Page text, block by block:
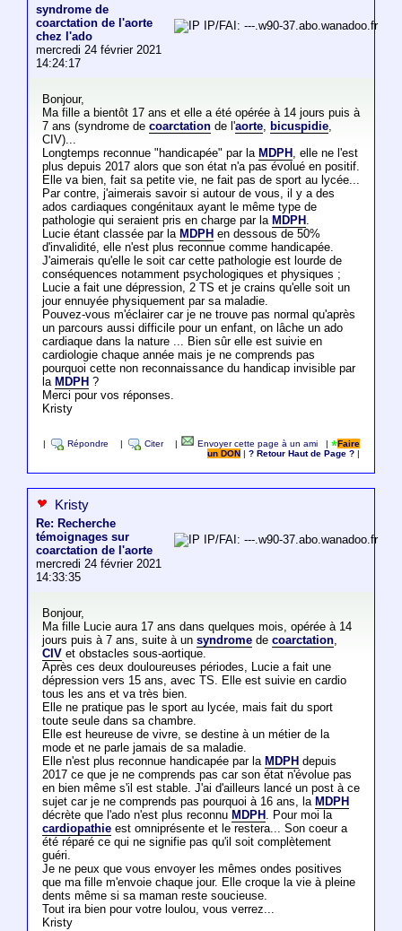
syndrome de
coarctation de l'aorte
chez l'ado
mercredi 24 février 2021
14:24:17
IP/FAI: ---.w90-37.abo.wanadoo.fr
Bonjour,
Ma fille a bientôt 17 ans et elle a été opérée à 14 jours puis à
7 ans (syndrome de coarctationde l'aorte, bicuspidie,
CIV)...
Longtemps reconnue "handicapée" par la MDPH , elle ne l'est
plus depuis 2017 alors que son état n'a pas évolué en positif.
Elle va bien, fait sa petite vie, ne fait pas de sport au lycée...
Par contre, j'aimerais savoir si autour de vous, il y a des
ados cardiaques congénitaux ayant le même type de
pathologie qui seraient pris en charge par la MDPH .
Lucie étant classée par la MDPH en dessous de 50%
d'invalidité, elle n'est plus reconnue comme handicapée.
J'aimerais qu'elle le soit car cette pathologie est lourde de
conséquences notamment psychologiques et physiques ;
Lucie a fait une dépression, 2 TS et je crains qu'elle soit un
jour ennuyée physiquement par sa maladie.
Pouvez-vous m'éclairer car je ne trouve pas normal qu'après
un parcours aussi difficile pour un enfant, on lâche un ado
cardiaque dans la nature ... Bien sûr elle est suivie en
cardiologie chaque année mais je ne comprends pas
pourquoi cette non reconnaissance du handicap invisible par
la MDPH ?
Merci pour vos réponses.
Kristy
Répondre Citer Envoyer cette page à un ami |
Faire
un DON
|? Retour Haut de Page ?
Kristy
Re: Recherche
témoignages sur
coarctation de l'aorte
mercredi 24 février 2021
14:33:35
IP/FAI: ---.w90-37.abo.wanadoo.fr
Bonjour,
Ma fille Lucie aura 17 ans dans quelques mois, opérée à 14
jours puis à 7 ans, suite à un syndromede coarctation,
CIVet obstacles sous-aortique.
Après ces deux douloureuses périodes, Lucie a fait une
dépression vers 15 ans, avec TS. Elle est suivie en cardio
tous les ans et va très bien.
Elle ne pratique pas le sport au lycée, mais fait du sport
toute seule dans sa chambre.
Elle est heureuse de vivre, se destine à un métier de la
mode et ne parle jamais de sa maladie.
Elle n'est plus reconnue handicapée par la MDPH depuis
2017 ce que je ne comprends pas car son état n'évolue pas
en bien même s'il est stable. J'ai d'ailleurs lancé un post à ce
sujet car je ne comprends pas pourquoi à 16 ans, la MDPH
décrète que l'ado n'est plus reconnu MDPH . Pour moi la
cardiopathieest omniprésente et le restera... Son coeur a
été réparé ce qui ne signifie pas qu'il soit complètement
guéri.
Je ne peux que vous envoyer les mêmes ondes positives
que ma fille m'envoie chaque jour. Elle croque la vie à pleine
dents même si sa maman reste soucieuse.
Tout ira bien pour votre loulou, vous verrez...
Kristy